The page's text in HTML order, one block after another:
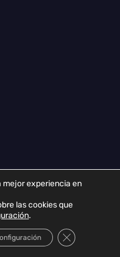
mejor experiencia en
las cookies que
.
Cerrar el